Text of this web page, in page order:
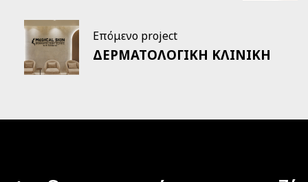
Επόμενο project
ΔΕΡΜΑΤΟΛΟΓΙΚΗ ΚΛΙΝΙΚΗ